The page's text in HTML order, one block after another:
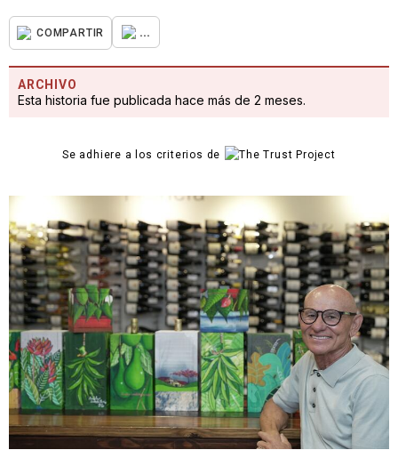
COMPARTIR ...
ARCHIVO
Esta historia fue publicada hace más de 2 meses.
Se adhiere a los criterios de